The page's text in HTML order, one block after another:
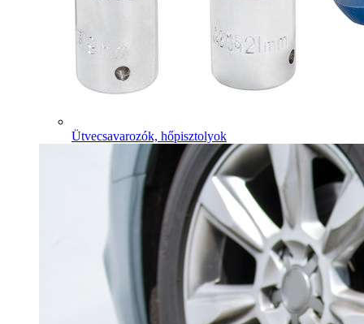
Ütvecsavarozók, hőpisztolyok